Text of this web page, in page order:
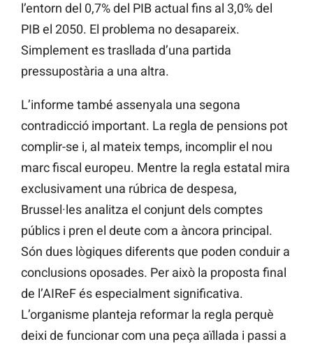
l’entorn del 0,7% del PIB actual fins al 3,0% del
PIB el 2050. El problema no desapareix.
Simplement es trasllada d’una partida
pressupostària a una altra.
L’informe també assenyala una segona
contradicció important. La regla de pensions pot
complir-se i, al mateix temps, incomplir el nou
marc fiscal europeu. Mentre la regla estatal mira
exclusivament una rúbrica de despesa,
Brussel·les analitza el conjunt dels comptes
públics i pren el deute com a àncora principal.
Són dues lògiques diferents que poden conduir a
conclusions oposades. Per això la proposta final
de l’AIReF és especialment significativa.
L’organisme planteja reformar la regla perquè
deixi de funcionar com una peça aïllada i passi a